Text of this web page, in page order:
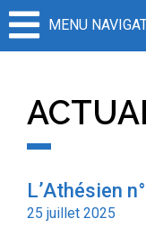
MENU
L’Athésien
25 juillet 2025